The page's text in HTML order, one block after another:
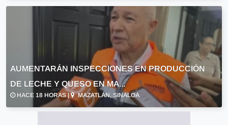
AUMENTARÁN INSPECCIONES EN PRODUCCIÓN
DE LECHE Y QUESO EN MA...
HACE 18 HORAS | MAZATLÁN, SINALOA